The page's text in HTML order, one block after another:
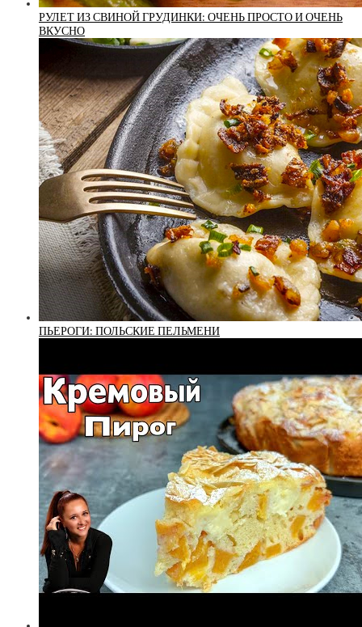
РУЛЕТ ИЗ СВИНОЙ ГРУДИНКИ: ОЧЕНЬ ПРОСТО И ОЧЕНЬ
ВКУСНО
ПЬЕРОГИ: ПОЛЬСКИЕ ПЕЛЬМЕНИ